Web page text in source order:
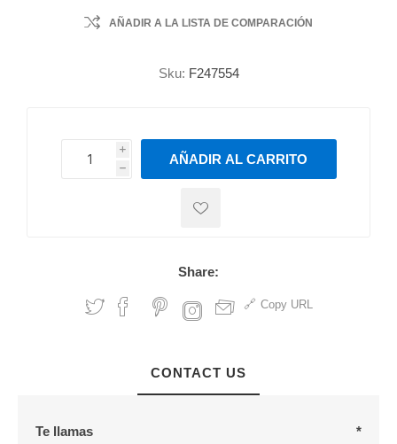
AÑADIR A LA LISTA DE COMPARACIÓN
Sku: F247554
i
h
h
AÑADIR AL CARRITO
Share:
Copy URL
CONTACT US
Te llamas *